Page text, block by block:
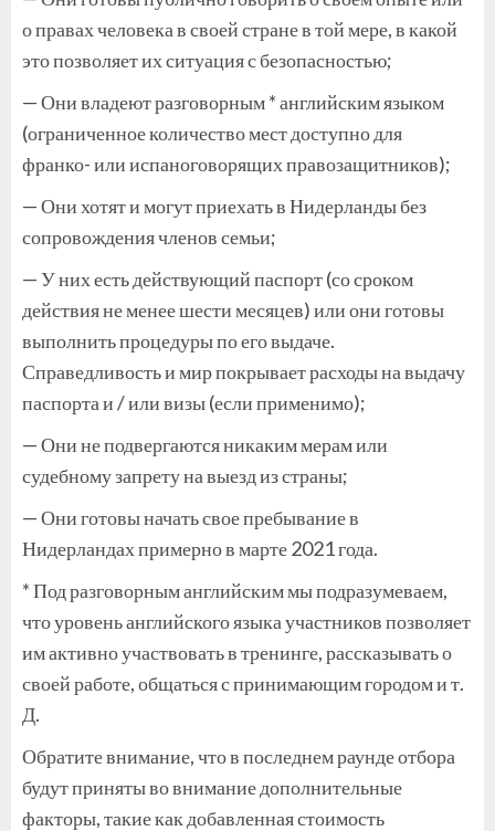
о правах человека в своей стране в той мере, в какой
это позволяет их ситуация с безопасностью;
— Они владеют разговорным * английским языком
(ограниченное количество мест доступно для
франко- или испаноговорящих правозащитников);
— Они хотят и могут приехать в Нидерланды без
сопровождения членов семьи;
— У них есть действующий паспорт (со сроком
действия не менее шести месяцев) или они готовы
выполнить процедуры по его выдаче.
Справедливость и мир покрывает расходы на выдачу
паспорта и / или визы (если применимо);
— Они не подвергаются никаким мерам или
судебному запрету на выезд из страны;
— Они готовы начать свое пребывание в
Нидерландах примерно в марте 2021 года.
* Под разговорным английским мы подразумеваем,
что уровень английского языка участников позволяет
им активно участвовать в тренинге, рассказывать о
своей работе, общаться с принимающим городом и т.
Д.
Обратите внимание, что в последнем раунде отбора
будут приняты во внимание дополнительные
факторы, такие как добавленная стоимость